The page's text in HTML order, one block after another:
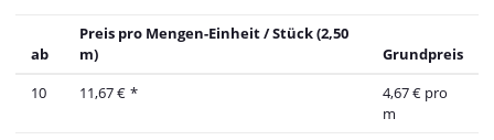
ab
Preis pro Mengen-Einheit / Stück (2,50
m)
Grundpreis
10
11,67 € *
4,67 € pro
m